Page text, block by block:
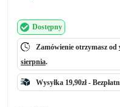
Dostępny
Zamówienie otrzymasz od
sierpnia.
Wysyłka 19,90zł -